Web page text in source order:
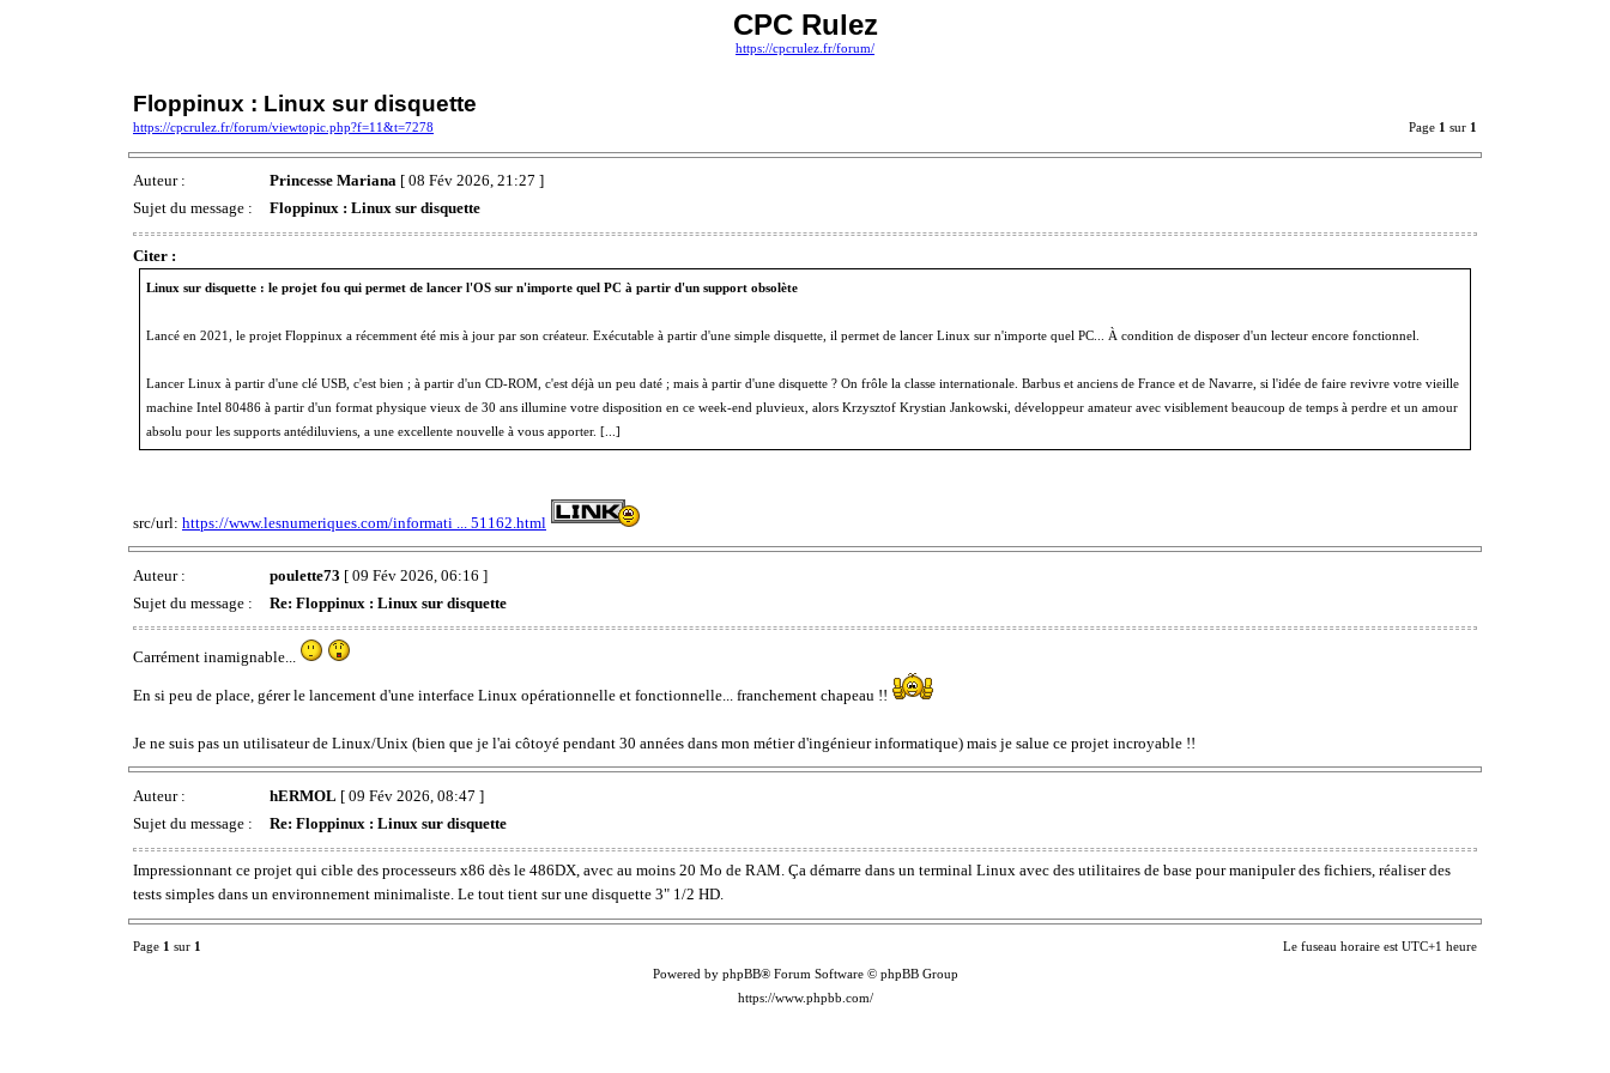
CPC Rulez
https://cpcrulez.fr/forum/
Floppinux : Linux sur disquette
https://cpcrulez.fr/forum/viewtopic.php?f=11&t=7278 Page 1 sur 1
Auteur : Princesse Mariana [ 08 Fév 2026, 21:27 ]
Sujet du message :
Floppinux : Linux sur disquette
Citer :
Linux sur disquette : le projet fou qui permet de lancer l'OS sur n'importe quel PC à partir d'un support obsolète
Lancé en 2021, le projet Floppinux a récemment été mis à jour par son créateur. Exécutable à partir d'une simple disquette, il permet de lancer Linux sur n'importe quel PC... À condition de disposer d'un lecteur encore fonctionnel.
Lancer Linux à partir d'une clé USB, c'est bien ; à partir d'un CD-ROM, c'est déjà un peu daté ; mais à partir d'une disquette ? On frôle la classe internationale. Barbus et anciens de France et de Navarre, si l'idée de faire revivre votre vieille
machine Intel 80486 à partir d'un format physique vieux de 30 ans illumine votre disposition en ce week-end pluvieux, alors Krzysztof Krystian Jankowski, développeur amateur avec visiblement beaucoup de temps à perdre et un amour
absolu pour les supports antédiluviens, a une excellente nouvelle à vous apporter. [...]
src/url: https://www.lesnumeriques.com/informati ... 51162.html
Auteur : poulette73 [ 09 Fév 2026, 06:16 ]
Sujet du message :
Re: Floppinux : Linux sur disquette
Carrément inamignable...
En si peu de place, gérer le lancement d'une interface Linux opérationnelle et fonctionnelle... franchement chapeau !!
Je ne suis pas un utilisateur de Linux/Unix (bien que je l'ai côtoyé pendant 30 années dans mon métier d'ingénieur informatique) mais je salue ce projet incroyable !!
Auteur : hERMOL [ 09 Fév 2026, 08:47 ]
Sujet du message :
Re: Floppinux : Linux sur disquette
Impressionnant ce projet qui cible des processeurs x86 dès le 486DX, avec au moins 20 Mo de RAM. Ça démarre dans un terminal Linux avec des utilitaires de base pour manipuler des fichiers, réaliser des
tests simples dans un environnement minimaliste. Le tout tient sur une disquette 3" 1/2 HD.
Page 1 sur 1 Le fuseau horaire est UTC+1 heure
Powered by phpBB® Forum Software © phpBB Group
https://www.phpbb.com/